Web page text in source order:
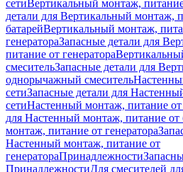
сетиВертикальный монтаж,
детали для Вертикальный монтаж,
батарейВертикальный монтаж,
генератораЗапасные детали для
питание от генератора
смесительЗапасные детали для
однорычажный смеситель
сетиЗапасные детали для
сетиНастенный монтаж, питание от
для Настенный монтаж, питание от
монтаж, питание от генератора
Настенный монтаж, питание от
генератораПринадлежности
ПринадлежностиДля смесителей